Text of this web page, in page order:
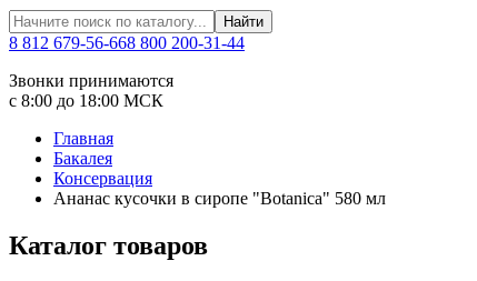
Найти
8 812 679-56-668 800 200-31-44
Звонки принимаются
с 8:00 до 18:00 МСК
Главная
Бакалея
Консервация
Ананас кусочки в сиропе "Botanica" 580 мл
Каталог товаров